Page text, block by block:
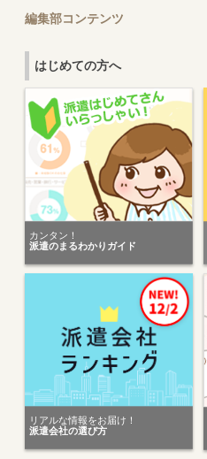
編集部コンテンツ
はじめての方へ
カンタン！
派遣のまるわかりガイド
リアルな情報をお届け！
派遣会社の選び方